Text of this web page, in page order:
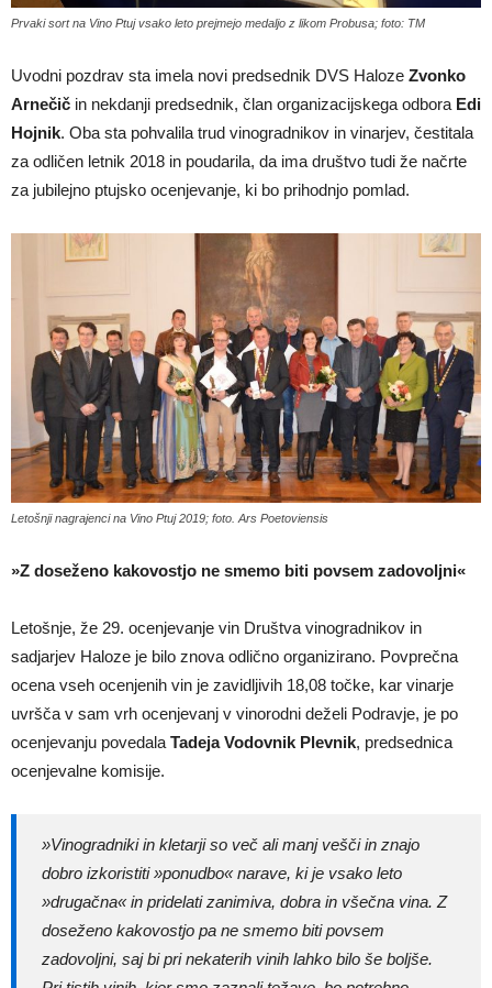
Prvaki sort na Vino Ptuj vsako leto prejmejo medaljo z likom Probusa; foto: TM
Uvodni pozdrav sta imela novi predsednik DVS Haloze Zvonko
Arnečič in nekdanji predsednik, član organizacijskega odbora Edi
Hojnik. Oba sta pohvalila trud vinogradnikov in vinarjev, čestitala
za odličen letnik 2018 in poudarila, da ima društvo tudi že načrte
za jubilejno ptujsko ocenjevanje, ki bo prihodnjo pomlad.
Letošnji nagrajenci na Vino Ptuj 2019; foto. Ars Poetoviensis
»Z doseženo kakovostjo ne smemo biti povsem zadovoljni«
Letošnje, že 29. ocenjevanje vin Društva vinogradnikov in
sadjarjev Haloze je bilo znova odlično organizirano. Povprečna
ocena vseh ocenjenih vin je zavidljivih 18,08 točke, kar vinarje
uvršča v sam vrh ocenjevanj v vinorodni deželi Podravje, je po
ocenjevanju povedala Tadeja Vodovnik Plevnik, predsednica
ocenjevalne komisije.
»Vinogradniki in kletarji so več ali manj vešči in znajo
dobro izkoristiti »ponudbo« narave, ki je vsako leto
»drugačna« in pridelati zanimiva, dobra in všečna vina. Z
doseženo kakovostjo pa ne smemo biti povsem
zadovoljni, saj bi pri nekaterih vinih lahko bilo še boljše.